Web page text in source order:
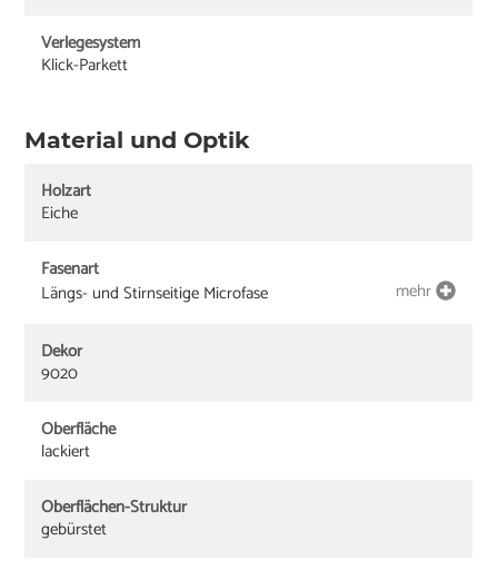
Verlegesystem
Klick-Parkett
Material und Optik
Holzart
Eiche
Fasenart
Längs- und Stirnseitige Microfase
mehr
Dekor
9020
Oberfläche
lackiert
Oberflächen-Struktur
gebürstet